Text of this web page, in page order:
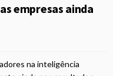
empresas ainda
na inteligência